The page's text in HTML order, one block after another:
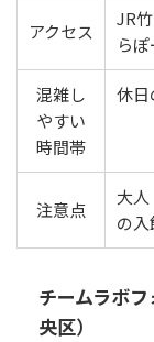
アクセス
JR
らぽ
混雑し
やすい
時間帯
休日
注意点
大
の入
チームラボ
央区）